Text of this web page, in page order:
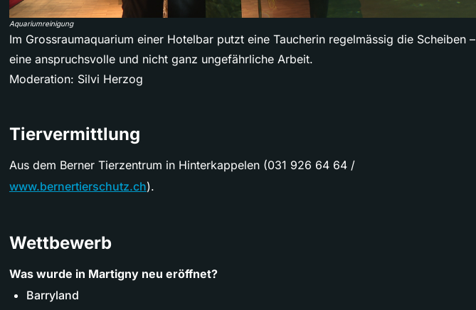
Aquariumreinigung
Im Grossraumaquarium einer Hotelbar putzt eine Taucherin regelmässig die Scheiben –
eine anspruchsvolle und nicht ganz ungefährliche Arbeit.
Moderation: Silvi Herzog
Tiervermittlung
Aus dem Berner Tierzentrum in Hinterkappelen (031 926 64 64 /
www.bernertierschutz.ch).
Wettbewerb
Was wurde in Martigny neu eröffnet?
Barryland